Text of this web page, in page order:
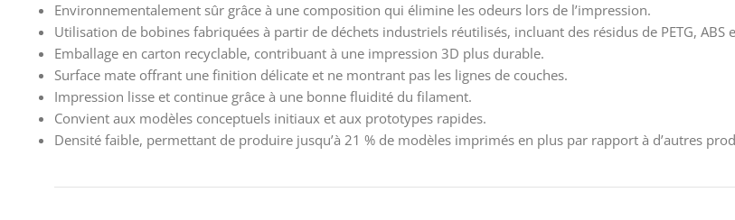
Environnementalement sûr grâce à une composition qui élimine les odeurs lors de l’impression.
Utilisation de bobines fabriquées à partir de déchets industriels réutilisés, incluant des résidus de PETG, ABS
Emballage en carton recyclable, contribuant à une impression 3D plus durable.
Surface mate offrant une finition délicate et ne montrant pas les lignes de couches.
Impression lisse et continue grâce à une bonne fluidité du filament.
Convient aux modèles conceptuels initiaux et aux prototypes rapides.
Densité faible, permettant de produire jusqu’à 21 % de modèles imprimés en plus par rapport à d’autres